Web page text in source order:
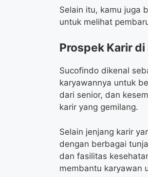
Selain itu, kamu juga
untuk melihat
Prospek Karir
Sucofindo dikenal
karyawannya untuk
dari senior, dan
karir yang gemilang.
Selain jenjang karir
dengan berbagai
dan fasilitas
membantu karyawan